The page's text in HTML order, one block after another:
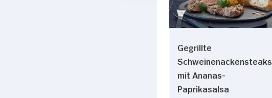
Gegrillte
Schweinenackensteaks
mit Ananas-
Paprikasalsa